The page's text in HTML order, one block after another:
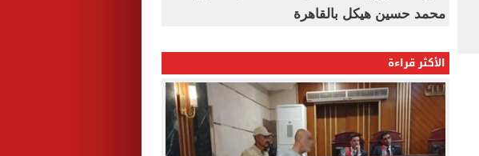
محمد حسين هيكل بالقاهرة
الأكثر قراءة